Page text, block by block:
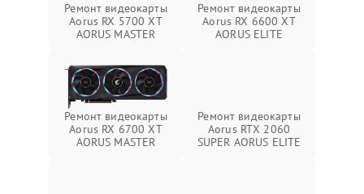
Ремонт видеокарты
Aorus RX 5700 XT
AORUS MASTER
Ремонт видеокарты
Aorus RX 6600 XT
AORUS ELITE
Ремонт видеокарты
Aorus RX 6700 XT
AORUS MASTER
Ремонт видеокарты
Aorus RTX 2060
SUPER AORUS ELITE